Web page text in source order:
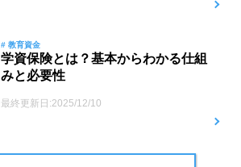
# 教育資金
学資保険とは？基本からわかる仕組
みと必要性
最終更新日:2025/12/10